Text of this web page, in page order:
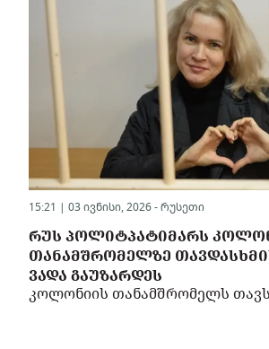
15:21 | 03 ივნისი, 2026 - რუსეთი
ᲠᲣᲡ ᲞᲝᲚᲘᲢᲞᲐᲢᲘᲛᲐᲠᲡ
ᲗᲐᲜᲐᲛᲨᲠᲝᲛᲔᲚᲖᲔ
ᲕᲐᲓᲐ ᲒᲐᲣᲖᲐᲠᲓᲔᲡ
კოლონიის თანამშრომელს